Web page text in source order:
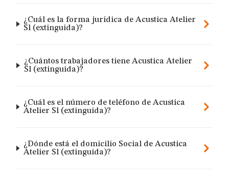
¿Cuál es la forma jurídica de Acustica Atelier
Sl (extinguida)?
¿Cuántos trabajadores tiene Acustica Atelier
Sl (extinguida)?
¿Cuál es el número de teléfono de Acustica
Atelier Sl (extinguida)?
¿Dónde está el domicilio Social de Acustica
Atelier Sl (extinguida)?